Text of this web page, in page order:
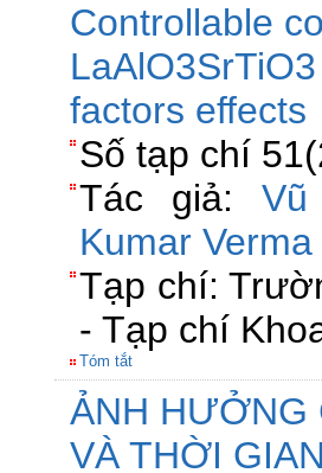
Controllable
factors effects
Số tạp chí
Tác giả:
Kumar Verma
Tạp chí:
- Tạp chí
Tóm tắt
ẢNH HƯỞNG
VÀ THỜI